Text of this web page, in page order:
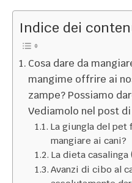
Indice dei
Cosa dare da
mangime offrire ai
zampe? Possiamo
Vediamolo nel post
La giungla del pet
mangiare ai cani?
La dieta casalinga
Avanzi di cibo al